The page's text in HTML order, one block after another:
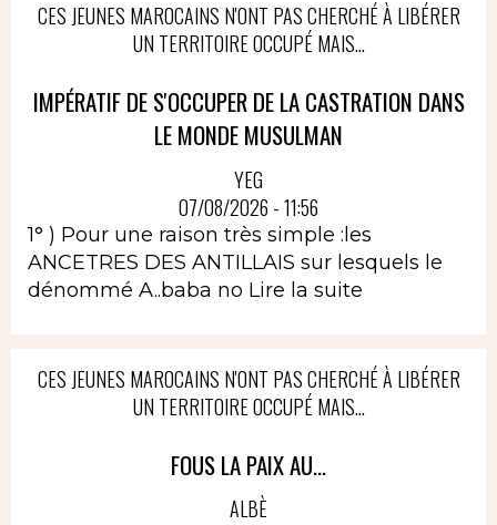
CES JEUNES MAROCAINS N'ONT PAS CHERCHÉ À LIBÉRER
UN TERRITOIRE OCCUPÉ MAIS...
IMPÉRATIF DE S'OCCUPER DE LA CASTRATION DANS
LE MONDE MUSULMAN
YEG
07/08/2026 - 11:56
1° ) Pour une raison très simple :les
ANCETRES DES ANTILLAIS sur lesquels le
dénommé A..baba no Lire la suite
CES JEUNES MAROCAINS N'ONT PAS CHERCHÉ À LIBÉRER
UN TERRITOIRE OCCUPÉ MAIS...
FOUS LA PAIX AU...
ALBÈ